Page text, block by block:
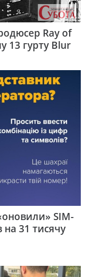
Ray of
13 гурту Blur
SIM-
на 31 тисячу